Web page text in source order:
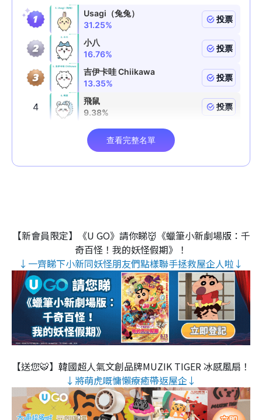
【新會員限定】《U GO》請你睇👹《蠟筆小新劇場版：千
奇百怪！我的妖怪假期》！
↓一齊睇下小新同妖怪朋友們點樣聯手拯救屋企人啦↓
【送您🐯】韓國超人氣文創品牌MUZIK TIGER 冰感風扇！
↓將萌虎嘅慵懶療癒帶返屋企↓